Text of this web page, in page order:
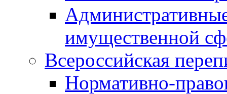
имущественной
Всероссийская
Нормативно-